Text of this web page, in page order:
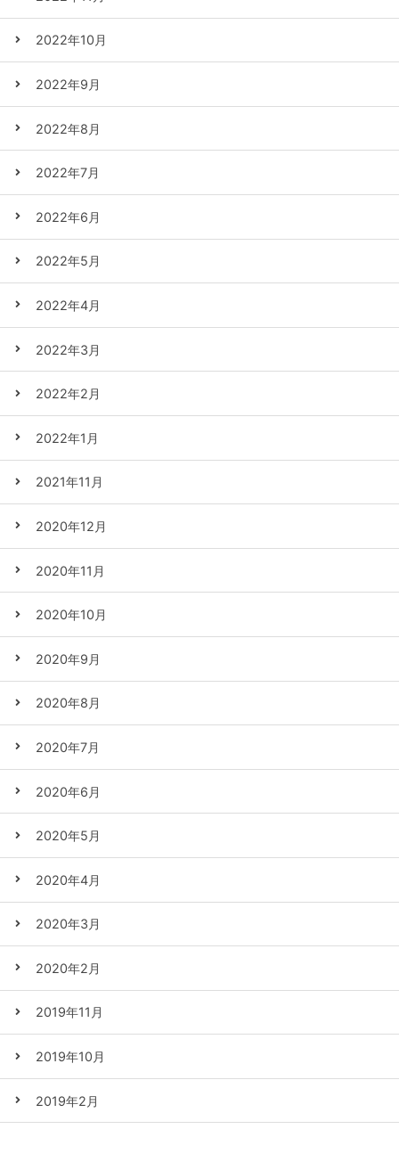
2022年10月
2022年9月
2022年8月
2022年7月
2022年6月
2022年5月
2022年4月
2022年3月
2022年2月
2022年1月
2021年11月
2020年12月
2020年11月
2020年10月
2020年9月
2020年8月
2020年7月
2020年6月
2020年5月
2020年4月
2020年3月
2020年2月
2019年11月
2019年10月
2019年2月